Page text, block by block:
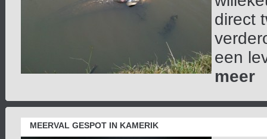
direct
een
meer
MEERVAL GESPOT IN KAMERIK